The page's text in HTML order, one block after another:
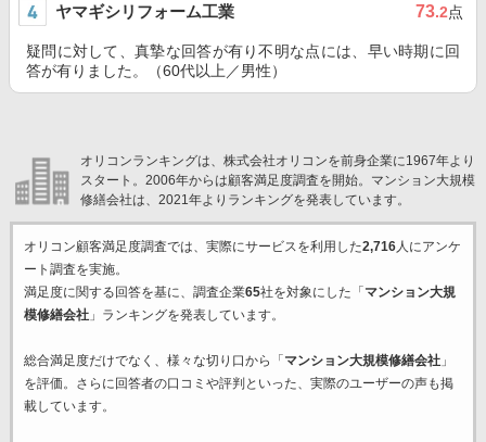
ヤマギシリフォーム工業 73.2点
疑問に対して、真摯な回答が有り不明な点には、早い時期に回
答が有りました。（60代以上／男性）
オリコンランキングは、株式会社オリコンを前身企業に1967年より
スタート。2006年からは顧客満足度調査を開始。マンション大規模
修繕会社は、2021年よりランキングを発表しています。
オリコン顧客満足度調査では、実際にサービスを利用した2,716人にアンケ
ート調査を実施。
満足度に関する回答を基に、調査企業65社を対象にした「 マンション大規
模修繕会社」ランキングを発表しています。
総合満足度だけでなく、様々な切り口から「 マンション大規模修繕会社」
を評価。さらに回答者の口コミや評判といった、実際のユーザーの声も掲
載しています。